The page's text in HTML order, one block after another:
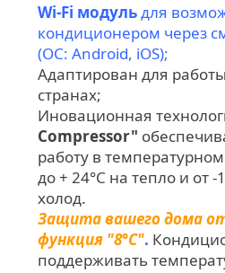
Wi-Fi модульдля
кондиционером через
(ОС: Android, iOS);
Адаптирован для
странах;
Иновационная
Compressor"
работу в
до + 24°C на тепло и от -
холод.
Защита вашего дома
функция "8°C".
поддерживать